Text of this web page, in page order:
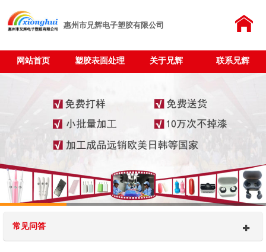
惠州市兄辉电子塑胶有限公司
网站首页 塑胶表面处理 关于兄辉 联系兄辉
常见问答